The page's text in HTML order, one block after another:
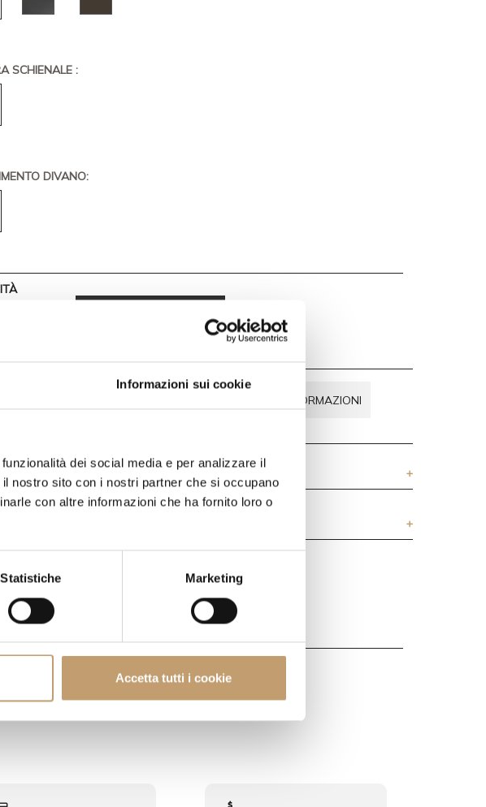
Informazioni sui cookie
dei social media e per analizzare il
nostro sito con i nostri partner che si occupano
con altre informazioni che ha fornito loro o
Statistiche Marketing
Accetta tutti i cookie
SCHIENALE :
DIVANO:
DOMANDE RIGUARDO QUESTO
RICHIEDI INFORMAZIONI